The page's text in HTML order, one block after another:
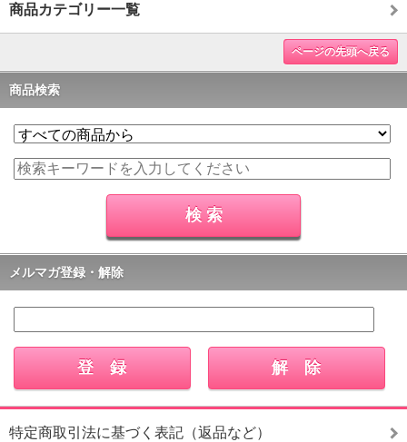
商品カテゴリー一覧
ページの先頭へ戻る
商品検索
メルマガ登録・解除
特定商取引法に基づく表記（返品など）